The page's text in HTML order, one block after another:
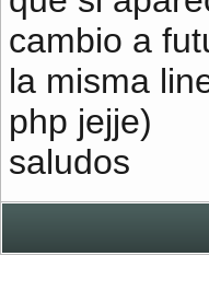
cambio a
la misma
php jejje)
saludos